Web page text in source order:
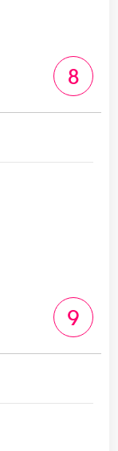
8
9